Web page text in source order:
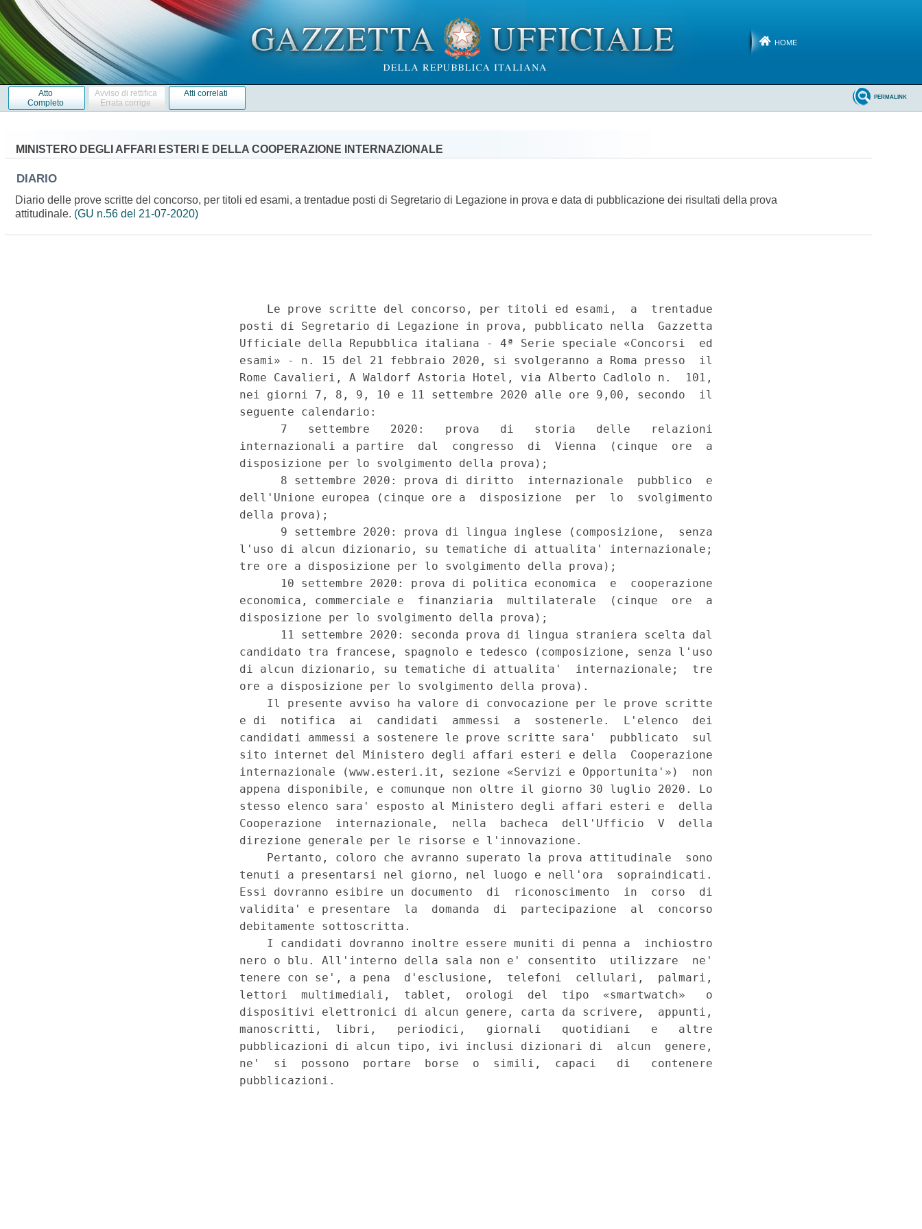
HOME
Atto
Completo
Avviso di rettifica
Errata corrige
Atti correlati PERMALINK
MINISTERO DEGLI AFFARI ESTERI E DELLA COOPERAZIONE INTERNAZIONALE
DIARIO
Diario delle prove scritte del concorso, per titoli ed esami, a trentadue posti di Segretario di Legazione in prova e data di pubblicazione dei risultati della prova
attitudinale. (GU n.56 del 21-07-2020)